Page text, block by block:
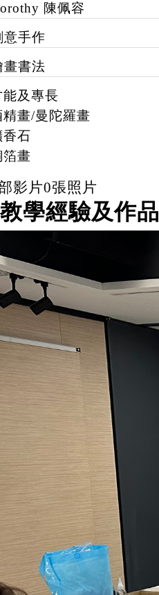
陳佩容
意手作
畫書法
能及專長
精畫/曼陀羅畫
香石
箔畫
影片0張照片
教學經驗及作品